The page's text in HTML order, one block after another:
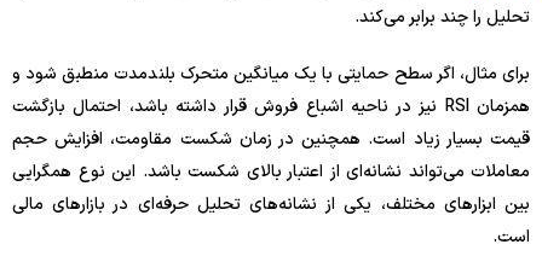
تحلیل را چند برابر می‌کند.
برای مثال، اگر سطح حمایتی با یک میانگین متحرک بلندمدت منطبق شود و
همزمان RSI نیز در ناحیه اشباع فروش قرار داشته باشد، احتمال بازگشت
قیمت بسیار زیاد است. همچنین در زمان شکست مقاومت، افزایش حجم
معاملات می‌تواند نشانه‌ای از اعتبار بالای شکست باشد. این نوع همگرایی
بین ابزارهای مختلف، یکی از نشانه‌های تحلیل حرفه‌ای در بازارهای مالی
است.